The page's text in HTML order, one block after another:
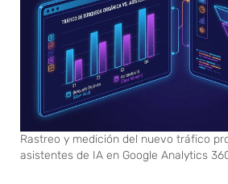
Rastreo y medición del nuevo tráfico
asistentes de IA en Google Analytics